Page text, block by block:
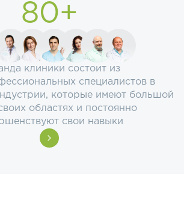
80+
клиники состоит из
специалистов в
которые имеют большой
областях и постоянно
свои навыки